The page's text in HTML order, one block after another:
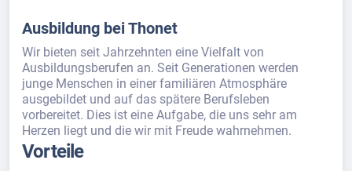
Ausbildung bei Thonet
Wir bieten seit Jahrzehnten eine Vielfalt von
Ausbildungsberufen an. Seit Generationen werden
junge Menschen in einer familiären Atmosphäre
ausgebildet und auf das spätere Berufsleben
vorbereitet. Dies ist eine Aufgabe, die uns sehr am
Herzen liegt und die wir mit Freude wahrnehmen.
Vorteile